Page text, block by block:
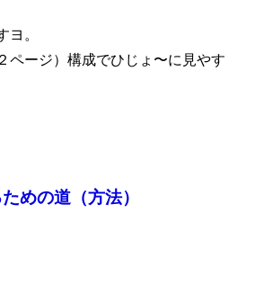
ヨ。
ページ）構成でひじょ〜に見やす
めの道（方法）